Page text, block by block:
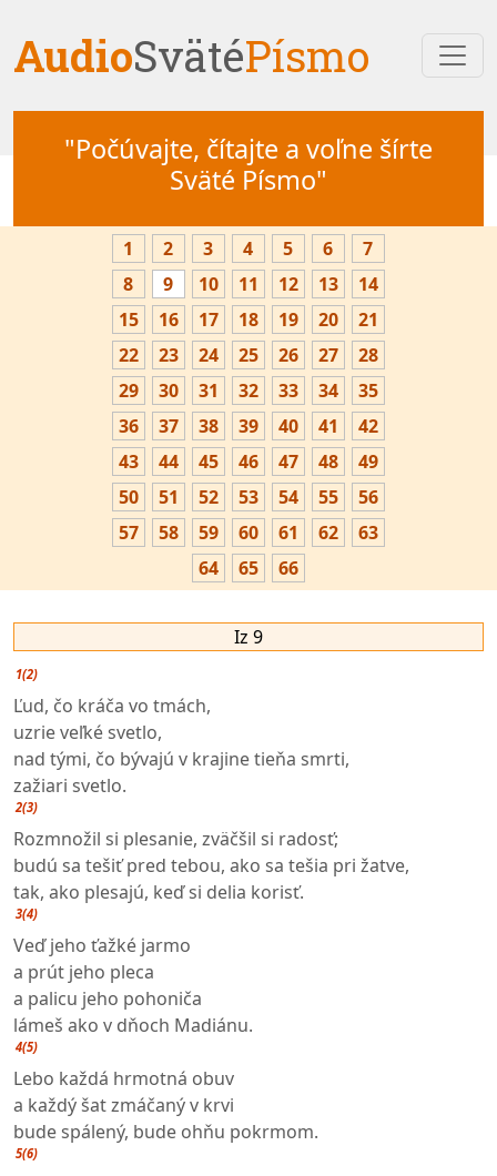
AudioSvätéPísmo
"Počúvajte, čítajte a voľne šírte
Sväté Písmo"
1 2 3 4 5 6
7
8
9 10 11 12 13
14
15
16 17 18 19 20
21
22
23 24 25 26 27
28
29
30 31 32 33 34
35
36
37 38 39 40 41
42
43
44 45 46 47 48
49
50
51 52 53 54 55
56
57
58 59 60 61 62
63
64
65 66
Iz 9
1(2)
Ľud, čo kráča vo tmách,
uzrie veľké svetlo,
nad tými, čo bývajú v krajine tieňa smrti,
zažiari svetlo.
2(3)
Rozmnožil si plesanie, zväčšil si radosť;
budú sa tešiť pred tebou, ako sa tešia pri žatve,
tak, ako plesajú, keď si delia korisť.
3(4)
Veď jeho ťažké jarmo
a prút jeho pleca
a palicu jeho pohoniča
lámeš ako v dňoch Madiánu.
4(5)
Lebo každá hrmotná obuv
a každý šat zmáčaný v krvi
bude spálený, bude ohňu pokrmom.
5(6)